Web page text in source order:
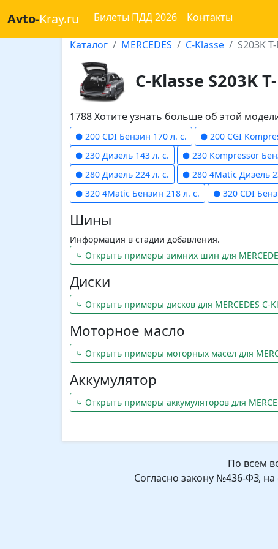
Avto-Kray.ru Билеты ПДД 2026 Контакты
Каталог MERCEDES C-Klasse S203K
C-Klasse S203K
1788 Хотите узнать больше об этой
⬢ 200 CDI Бензин 170 л. с.
⬢ 200 CGI
⬢ 230 Дизель 143 л. с.
⬢ 230 Kompressor
⬢ 280 Дизель 224 л. с.
⬢ 280 4Matic Дизель
⬢ 320 4Matic Бензин 218 л. с.
⬢ 320 CDI
Шины
Информация в стадии добавления.
⤷ Открыть примеры зимних шин для
Диски
⤷ Открыть примеры дисков для MERCEDES C-
Моторное масло
⤷ Открыть примеры моторных масел для
Аккумулятор
⤷ Открыть примеры аккумуляторов для
По всем
Согласно закону №436-ФЗ,